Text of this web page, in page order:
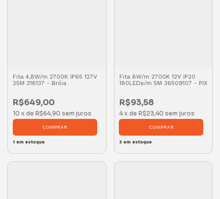
Fita 4,8W/m 2700K IP65 127V
25M 318137 - Brilia
R$649,00
10 x de R$64,90 sem juros
1 em estoque
Fita 8W/m 2700K 12V IP20
180LEDs/m 5M 36509107 - PIX
R$93,58
4 x de R$23,40 sem juros
3em estoque